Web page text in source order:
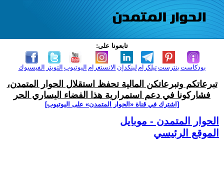
تابعونا على:
الفيسبوك التويتر اليوتيوب الانستغرام لينكدإن تيلكرامبنترست بودكاست
تبرعاتكم وتبرعاتكن المالية تحفظ استقلال الحوار المتمدن،
فشاركونا في دعم استمرارية هذا الفضاء اليساري الحر
[اشترك في قناة ‫«الحوار المتمدن» على اليوتيوب]
الحوار المتمدن - موبايل
الموقع الرئيسي